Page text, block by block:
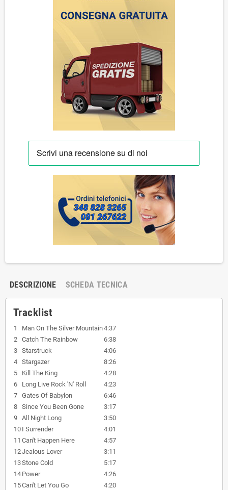
DESCRIZIONE SCHEDA TECNICA
Tracklist
1 Man On The Silver Mountain4:37
2 Catch The Rainbow
6:38
3 Starstruck
4:06
4 Stargazer
8:26
5
Kill The King
4:28
6
Long Live Rock 'N' Roll
4:23
7 Gates Of Babylon
6:46
8 Since You Been Gone
3:17
9 All Night Long
3:50
10 I Surrender
4:01
11 Can't Happen Here
4:57
12Jealous Lover
3:11
13Stone Cold
5:17
14 Power
4:26
15Can't Let You Go
4:20